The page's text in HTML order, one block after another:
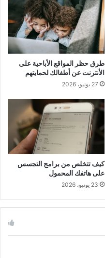
طرق حظر المواقع الأباحية على
الأنترنت عن أطفالك لحمايتهم
27 يونيو، 2026
كيف تتخلص من برامج التجسس
على هاتفك المحمول
23 يونيو، 2026